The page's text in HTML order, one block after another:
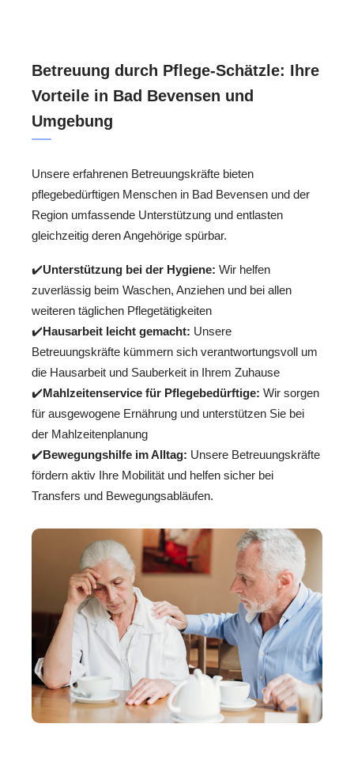
Betreuung durch Pflege-Schätzle: Ihre
Vorteile in Bad Bevensen und
Umgebung
Unsere erfahrenen Betreuungskräfte bieten
pflegebedürftigen Menschen in Bad Bevensen und der
Region umfassende Unterstützung und entlasten
gleichzeitig deren Angehörige spürbar.
✔️Unterstützung bei der Hygiene: Wir helfen
zuverlässig beim Waschen, Anziehen und bei allen
weiteren täglichen Pflegetätigkeiten
✔️Hausarbeit leicht gemacht: Unsere
Betreuungskräfte kümmern sich verantwortungsvoll um
die Hausarbeit und Sauberkeit in Ihrem Zuhause
✔️Mahlzeitenservice für Pflegebedürftige: Wir sorgen
für ausgewogene Ernährung und unterstützen Sie bei
der Mahlzeitenplanung
✔️Bewegungshilfe im Alltag: Unsere Betreuungskräfte
fördern aktiv Ihre Mobilität und helfen sicher bei
Transfers und Bewegungsabläufen.